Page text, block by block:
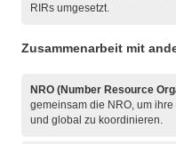
RIRs umgesetzt.
Zusammenarbeit mit
NRO (Number Resource
gemeinsam die NRO, um
und global zu koordinieren.